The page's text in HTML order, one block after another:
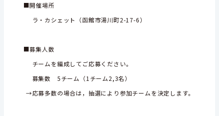
■開催場所
ラ・カシェット（函館市湯川町2-17-6）
■募集人数
チームを編成してご応募ください。
募集数 5チーム（1チーム2,3名）
→応募多数の場合は，抽選により参加チームを決定します。